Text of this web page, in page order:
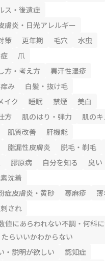
ス・後遺症
膚炎・日光アレルギー
策
更年期 毛穴
水虫
爪
方・考え方
異汗性湿疹
痒み
白髪・抜け毛
イク
睡眠 禁煙
美白
方
肌のはり・弾力
肌のキ
肌質改善
肝機能
脂漏性皮膚炎 脱毛・剃毛
膠原病 自分を知る
臭い
沈着
症皮膚炎・黄砂
蕁麻疹
され
値にあらわれない不調・何科
たらいいかわからない
・説明が欲しい
認知症